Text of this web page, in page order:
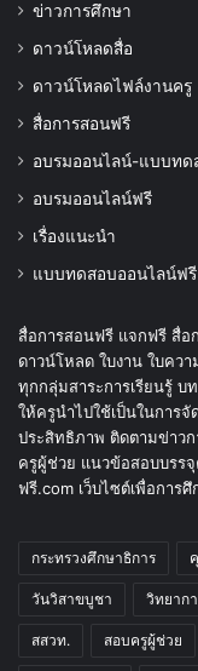
ข่าวการศึกษา
ดาวน์โหลดสื่อ
ดาวน์โหลดไฟล์งานครู
สื่อการสอนฟรี
อบรมออนไลน์-แบบทด
อบรมออนไลน์ฟรี
เรื่องแนะนำ
แบบทดสอบออนไลน์ฟรี
สื่อการสอนฟรี แจกฟรี สื่อ
ดาวน์โหลด ใบงาน ใบคว
ทุกกลุ่มสาระการเรียนรู้ บ
ให้ครูนำไปใช้เป็นในการจั
ประสิทธิภาพ ติดตามข่าว
ครูผู้ช่วย แนวข้อสอบบรร
ฟรี.com เว็บไซต์เพื่อการ
กระทรวงศึกษาธิการ
วันวิสาขบูชา วิทยาก
สสวท. สอบครูผู้ช่วย